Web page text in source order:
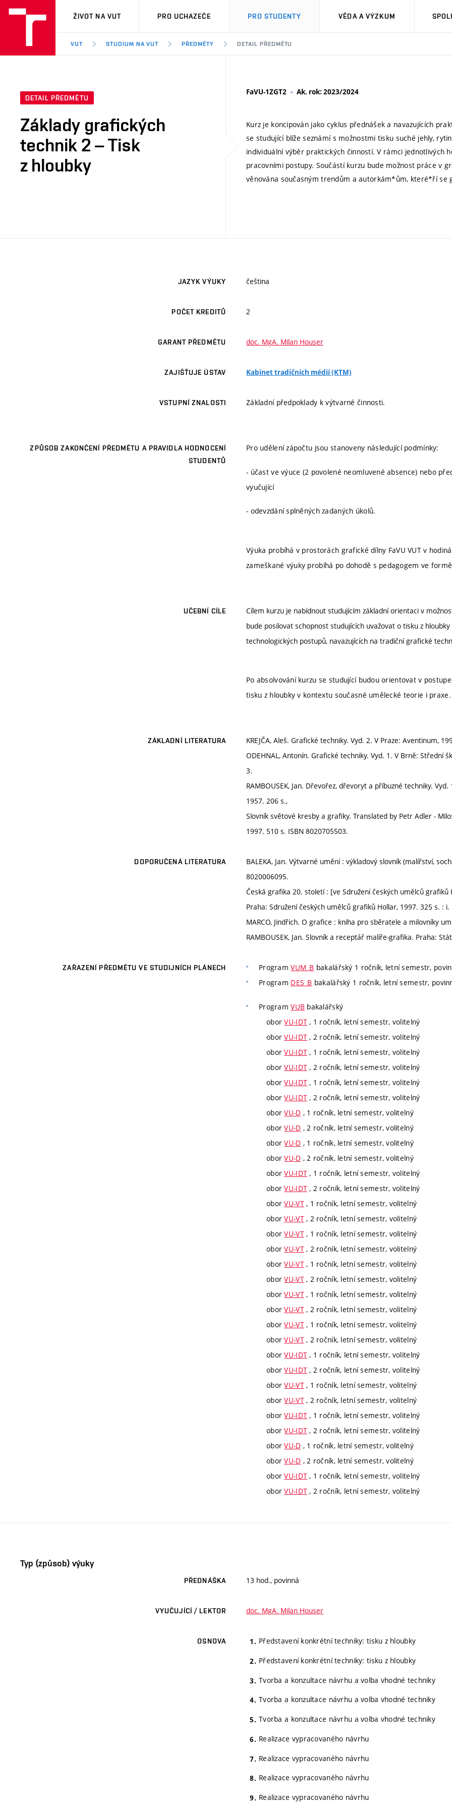
VUT
ŽIVOT NA VUT PRO UCHAZEČE PRO STUDENTY VĚDA A VÝZKUM
VUT STUDIUM NA VUT PŘEDMĚTY DETAIL PŘEDMĚTU
DETAIL PŘEDMĚTU
Základy grafických
technik 2 – Tisk
z hloubky
FaVU-1ZGT2 Ak. rok: 2023/2024
Kurz je koncipován jako cyklus přednášek a navazujících
se studující blíže seznámí s možnostmi tisku suché jehly,
individuální výběr praktických činností. V rámci jednotlivých
pracovními postupy. Součástí kurzu bude možnost práce v
věnována současným trendům a autorkám*ům, které*ří se
JAZYK VÝUKY čeština
POČET KREDITŮ 2
GARANT PŘEDMĚTU doc. MgA. Milan Houser
ZAJIŠŤUJE ÚSTAV Kabinet tradičních médií (KTM)
VSTUPNÍ ZNALOSTI Základní předpoklady k výtvarné činnosti.
ZPŮSOB ZAKONČENÍ PŘEDMĚTU A PRAVIDLA HODNOCENÍ
STUDENTŮ
Pro udělení zápočtu jsou stanoveny následující podmínky:
- účast ve výuce (2 povolené neomluvené absence) nebo
vyučující
- odevzdání splněných zadaných úkolů.
Výuka probíhá v prostorách grafické dílny FaVU VUT v
zameškané výuky probíhá po dohodě s pedagogem ve
UČEBNÍ CÍLE
Cílem kurzu je nabídnout studujícím základní orientaci v
bude posilovat schopnost studujících uvažovat o tisku z
technologických postupů, navazujících na tradiční grafické
Po absolvování kurzu se studující budou orientovat v
tisku z hloubky v kontextu současné umělecké teorie i praxe.
ZÁKLADNÍ LITERATURA
KREJČA, Aleš. Grafické techniky. Vyd. 2. V Praze: Aventinum,
ODEHNAL, Antonín. Grafické techniky. Vyd. 1. V Brně: Střední
3.
RAMBOUSEK, Jan. Dřevořez, dřevoryt a příbuzné techniky.
1957. 206 s.,
Slovník světové kresby a grafiky. Translated by Petr Adler -
1997. 510 s. ISBN 8020705503.
DOPORUČENÁ LITERATURA
BALEKA, Jan. Výtvarné umění : výkladový slovník (malířství,
8020006095.
Česká grafika 20. století : [ve Sdružení českých umělců
Praha: Sdružení českých umělců grafiků Hollar, 1997. 325 s. : i.
MARCO, Jindřich. O grafice : kniha pro sběratele a milovníky
RAMBOUSEK, Jan. Slovník a receptář malíře-grafika. Praha:
ZAŘAZENÍ PŘEDMĚTU VE STUDIJNÍCH PLÁNECH ProgramVUM_B bakalářský 1 ročník, letní semestr,
Program DES_B bakalářský 1 ročník, letní semestr,
ProgramVUB bakalářský
oborVU-IDT , 1 ročník, letní semestr, volitelný
oborVU-IDT , 2 ročník, letní semestr, volitelný
oborVU-IDT , 1 ročník, letní semestr, volitelný
oborVU-IDT , 2 ročník, letní semestr, volitelný
oborVU-IDT , 1 ročník, letní semestr, volitelný
oborVU-IDT , 2 ročník, letní semestr, volitelný
oborVU-D , 1 ročník, letní semestr, volitelný
oborVU-D , 2 ročník, letní semestr, volitelný
oborVU-D , 1 ročník, letní semestr, volitelný
oborVU-D , 2 ročník, letní semestr, volitelný
oborVU-IDT , 1 ročník, letní semestr, volitelný
oborVU-IDT , 2 ročník, letní semestr, volitelný
oborVU-VT, 1 ročník, letní semestr, volitelný
oborVU-VT, 2 ročník, letní semestr, volitelný
oborVU-VT, 1 ročník, letní semestr, volitelný
oborVU-VT, 2 ročník, letní semestr, volitelný
oborVU-VT, 1 ročník, letní semestr, volitelný
oborVU-VT, 2 ročník, letní semestr, volitelný
oborVU-VT, 1 ročník, letní semestr, volitelný
oborVU-VT, 2 ročník, letní semestr, volitelný
oborVU-VT, 1 ročník, letní semestr, volitelný
oborVU-VT, 2 ročník, letní semestr, volitelný
oborVU-IDT , 1 ročník, letní semestr, volitelný
oborVU-IDT , 2 ročník, letní semestr, volitelný
oborVU-VT, 1 ročník, letní semestr, volitelný
oborVU-VT, 2 ročník, letní semestr, volitelný
oborVU-IDT , 1 ročník, letní semestr, volitelný
oborVU-IDT , 2 ročník, letní semestr, volitelný
oborVU-D , 1 ročník, letní semestr, volitelný
oborVU-D , 2 ročník, letní semestr, volitelný
oborVU-IDT , 1 ročník, letní semestr, volitelný
oborVU-IDT , 2 ročník, letní semestr, volitelný
Typ (způsob) výuky
PŘEDNÁŠKA 13 hod., povinná
VYUČUJÍCÍ / LEKTOR doc. MgA. Milan Houser
OSNOVA Představení konkrétní techniky: tisku z hloubky
Představení konkrétní techniky: tisku z hloubky
Tvorba a konzultace návrhu a volba vhodné techniky
Tvorba a konzultace návrhu a volba vhodné techniky
Tvorba a konzultace návrhu a volba vhodné techniky
Realizace vypracovaného návrhu
Realizace vypracovaného návrhu
Realizace vypracovaného návrhu
Realizace vypracovaného návrhu